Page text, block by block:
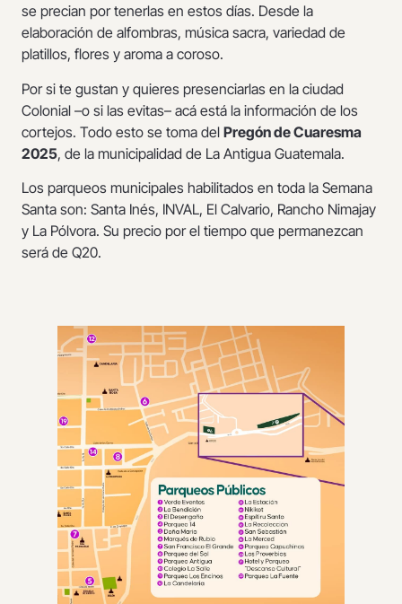
se precian por tenerlas en estos días. Desde la
elaboración de alfombras, música sacra, variedad de
platillos, flores y aroma a coroso.
Por si te gustan y quieres presenciarlas en la ciudad
Colonial –o si las evitas– acá está la información de los
cortejos. Todo esto se toma del Pregón de Cuaresma
2025, de la municipalidad de La Antigua Guatemala.
Los parqueos municipales habilitados en toda la Semana
Santa son: Santa Inés, INVAL, El Calvario, Rancho Nimajay
y La Pólvora. Su precio por el tiempo que permanezcan
será de Q20.